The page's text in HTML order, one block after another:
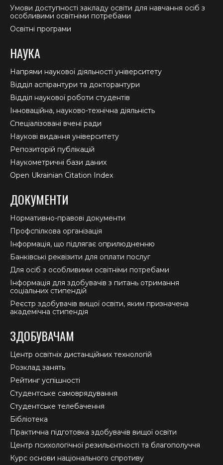
Умови доступності закладу освіти для навчання осіб з
особливими освітніми потребами
Освітні програми
НАУКА
Напрями наукової діяльності університету
Відділ аспірантури та докторантури
Відділ наукової роботи студентів
Інноваційна, науково-технічна діяльність
Спеціалізовані вчені ради
Наукові видання університету
Репозиторій публікацій
Наукометричні бази даних
Open Ukrainian Citation Index
ДОКУМЕНТИ
Нормативно-правові документи
Профспілкова організація
Інформація, що підлягає оприлюдненню
Банківські реквізити для оплати послуг
Для осіб з особливими освітніми потребами
Інформація для здобувачів з питань отримання
соціальних стипендій
Реєстр здобувачів вищої освіти, яким призначена
академічна стипендія
ЗДОБУВАЧАМ
Центр освітніх дистанційних технологій
Розклад занять
Рейтинг успішності
Студентське самоврядування
Студентське телебачення
Бібліотека
Практична підготовка здобувачів вищої освіти
Центр психологічної резильєнтності та благополуччя
Курс основи національного спротиву